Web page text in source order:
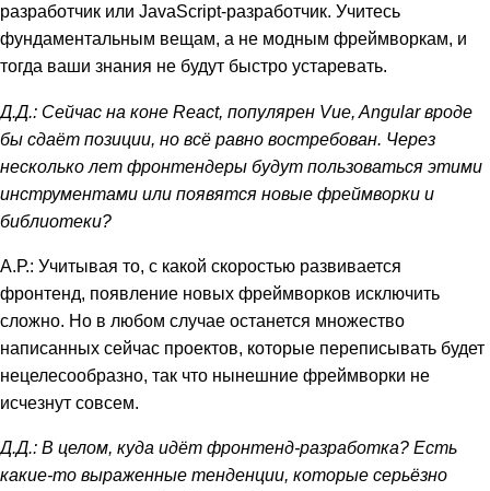
разработчик или JavaScript-разработчик. Учитесь
фундаментальным вещам, а не модным фреймворкам, и
тогда ваши знания не будут быстро устаревать.
Д.Д.: Сейчас на коне React, популярен Vue, Angular вроде
бы сдаёт позиции, но всё равно востребован. Через
несколько лет фронтендеры будут пользоваться этими
инструментами или появятся новые фреймворки и
библиотеки?
А.Р.: Учитывая то, с какой скоростью развивается
фронтенд, появление новых фреймворков исключить
сложно. Но в любом случае останется множество
написанных сейчас проектов, которые переписывать будет
нецелесообразно, так что нынешние фреймворки не
исчезнут совсем.
Д.Д.: В целом, куда идёт фронтенд-разработка? Есть
какие-то выраженные тенденции, которые серьёзно